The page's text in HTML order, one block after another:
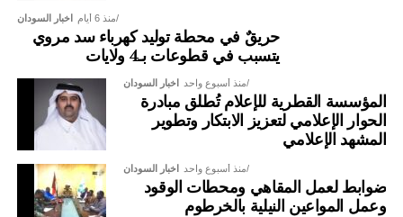
اخبار السودان منذ 6 أيام
حريقٌ في محطة توليد كهرباء سد مروي
يتسبب في قطوعات بـ4 ولايات
اخبار السودان منذ أسبوع واحد
المؤسسة القطرية للإعلام تُطلق مبادرة
الحوار الإعلامي لتعزيز الابتكار وتطوير
المشهد الإعلامي
اخبار السودان منذ أسبوع واحد
ضوابط لعمل المقاهي ومحطات الوقود
وعمل المواعين النيلية بالخرطوم